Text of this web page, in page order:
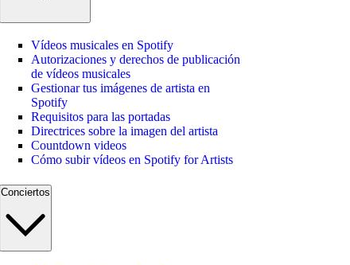
Vídeos musicales en Spotify
Autorizaciones y derechos de publicación
de vídeos musicales
Gestionar tus imágenes de artista en
Spotify
Requisitos para las portadas
Directrices sobre la imagen del artista
Countdown videos
Cómo subir vídeos en Spotify for Artists
Conciertos